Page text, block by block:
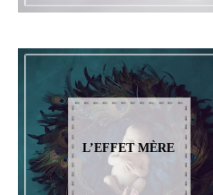
L’EFFET MÈRE